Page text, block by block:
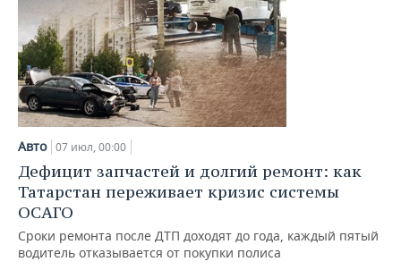
Авто 07 июл, 00:00
Дефицит запчастей и долгий ремонт: как
Татарстан переживает кризис системы
ОСАГО
Сроки ремонта после ДТП доходят до года, каждый пятый
водитель отказывается от покупки полиса